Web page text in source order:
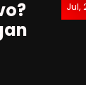
Jul,